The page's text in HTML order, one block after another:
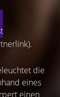
die
eines
einen